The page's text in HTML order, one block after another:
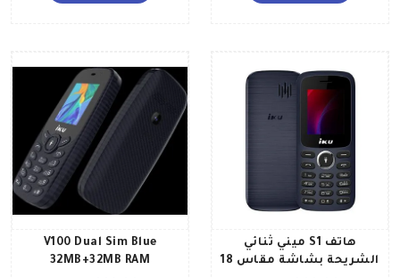
هاتف S1 ميني ثنائي
الشريحة بشاشة مقاس 18
V100 Dual Sim Blue
32MB+32MB RAM